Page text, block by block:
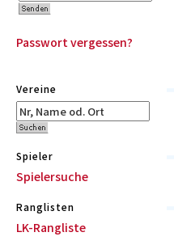
Passwort vergessen?
Vereine
Spieler
Spielersuche
Ranglisten
LK-Rangliste